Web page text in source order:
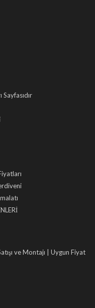
ve Montajı | Uygun Fiyat